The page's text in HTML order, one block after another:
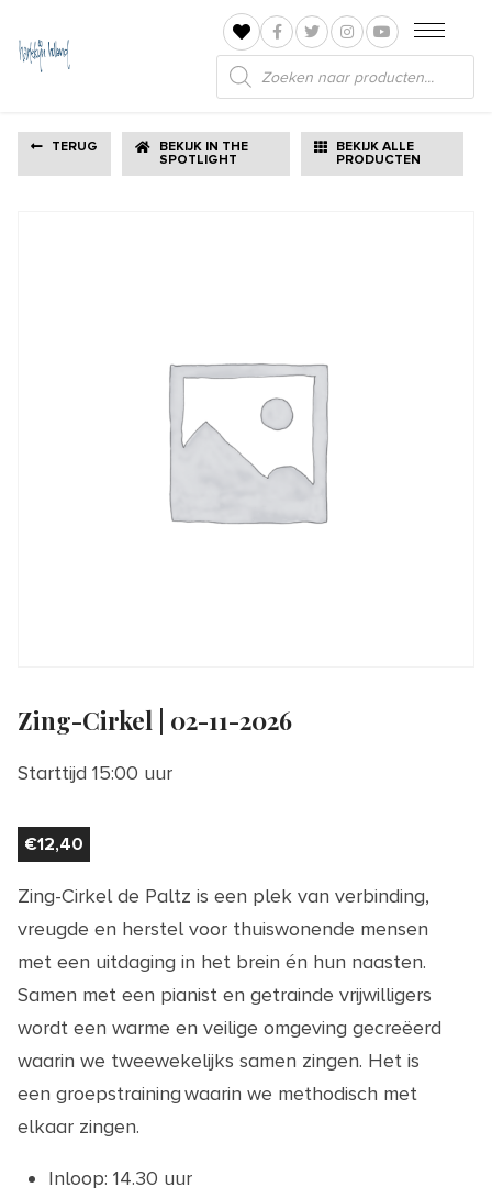
Producten
zoeken
TERUG
BEKIJK IN THE
SPOTLIGHT
BEKIJK ALLE
PRODUCTEN
Zing-Cirkel | 02-11-2026
Starttijd 15:00 uur
€12,40
Zing-Cirkel de Paltz is een plek van verbinding,
vreugde en herstel voor thuiswonende mensen
met een uitdaging in het brein én hun naasten.
Samen met een pianist en getrainde vrijwilligers
wordt een warme en veilige omgeving gecreëerd
waarin we tweewekelijks samen zingen. Het is
een groepstraining waarin we methodisch met
elkaar zingen.
Inloop: 14.30 uur